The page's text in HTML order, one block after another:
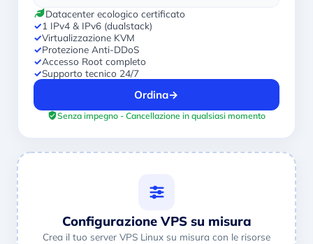
Datacenter ecologico certificato
✓1 IPv4 & IPv6 (dualstack)
✓Virtualizzazione KVM
✓Protezione Anti-DDoS
✓Accesso Root completo
✓Supporto tecnico 24/7
Ordina→
Senza impegno - Cancellazione in qualsiasi momento
Configurazione VPS su misura
Crea il tuo server VPS Linux su misura con le risorse